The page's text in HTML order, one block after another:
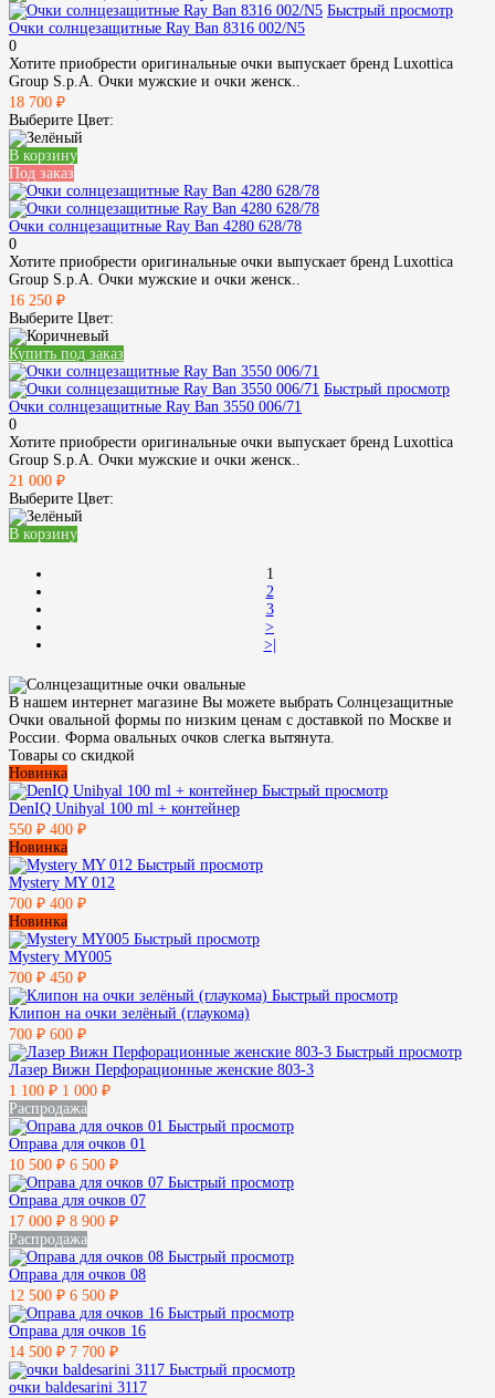
Быстрый просмотр
Очки солнцезащитные Ray Ban 8316 002/N5
0
Хотите приобрести оригинальные очки выпускает бренд Luxottica
Group S.p.A. Очки мужские и очки женск..
18 700 ₽
Выберите Цвет:
В корзину
Под заказ
Очки солнцезащитные Ray Ban 4280 628/78
0
Хотите приобрести оригинальные очки выпускает бренд Luxottica
Group S.p.A. Очки мужские и очки женск..
16 250 ₽
Выберите Цвет:
Купить под заказ
Быстрый просмотр
Очки солнцезащитные Ray Ban 3550 006/71
0
Хотите приобрести оригинальные очки выпускает бренд Luxottica
Group S.p.A. Очки мужские и очки женск..
21 000 ₽
Выберите Цвет:
В корзину
1
2
3
>
>|
В нашем интернет магазине Вы можете выбрать Солнцезащитные
Очки овальной формы по низким ценам с доставкой по Москве и
России. Форма овальных очков слегка вытянута.
Товары со скидкой
Новинка
Быстрый просмотр
DenIQ Unihyal 100 ml + контейнер
550 ₽ 400 ₽
Новинка
Быстрый просмотр
Mystery MY 012
700 ₽ 400 ₽
Новинка
Быстрый просмотр
Mystery MY005
700 ₽ 450 ₽
Быстрый просмотр
Клипон на очки зелёный (глаукома)
700 ₽ 600 ₽
Быстрый просмотр
Лазер Вижн Перфорационные женские 803-3
1 100 ₽ 1 000 ₽
Распродажа
Быстрый просмотр
Оправа для очков 01
10 500 ₽ 6 500 ₽
Быстрый просмотр
Оправа для очков 07
17 000 ₽ 8 900 ₽
Распродажа
Быстрый просмотр
Оправа для очков 08
12 500 ₽ 6 500 ₽
Быстрый просмотр
Оправа для очков 16
14 500 ₽ 7 700 ₽
Быстрый просмотр
очки baldesarini 3117